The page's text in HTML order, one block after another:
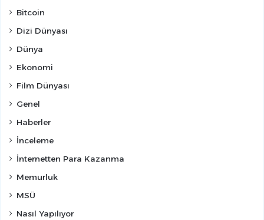
Bitcoin
Dizi Dünyası
Dünya
Ekonomi
Film Dünyası
Genel
Haberler
İnceleme
İnternetten Para Kazanma
Memurluk
MSÜ
Nasıl Yapılıyor